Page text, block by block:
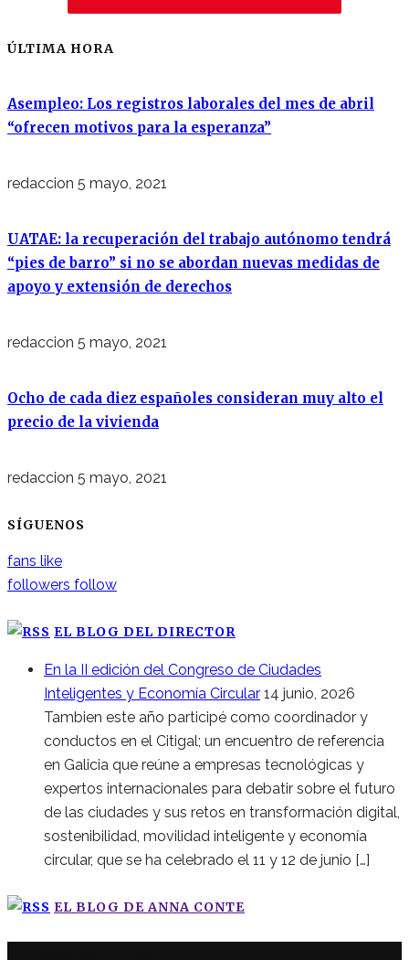
ÚLTIMA HORA
Asempleo: Los registros laborales del mes de abril
“ofrecen motivos para la esperanza”
redaccion 5 mayo, 2021
UATAE: la recuperación del trabajo autónomo tendrá
“pies de barro” si no se abordan nuevas medidas de
apoyo y extensión de derechos
redaccion 5 mayo, 2021
Ocho de cada diez españoles consideran muy alto el
precio de la vivienda
redaccion 5 mayo, 2021
SÍGUENOS
fans like
followers follow
EL BLOG DEL DIRECTOR
En la II edición del Congreso de Ciudades
Inteligentes y Economía Circular 14 junio, 2026
Tambien este año participé como coordinador y
conductos en el Citigal; un encuentro de referencia
en Galicia que reúne a empresas tecnológicas y
expertos internacionales para debatir sobre el futuro
de las ciudades y sus retos en transformación digital,
sostenibilidad, movilidad inteligente y economía
circular, que se ha celebrado el 11 y 12 de junio […]
EL BLOG DE ANNA CONTE